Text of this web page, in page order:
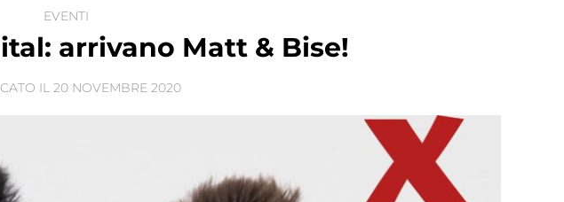
EVENTI
arrivano Matt & Bise!
IL 20 NOVEMBRE 2020